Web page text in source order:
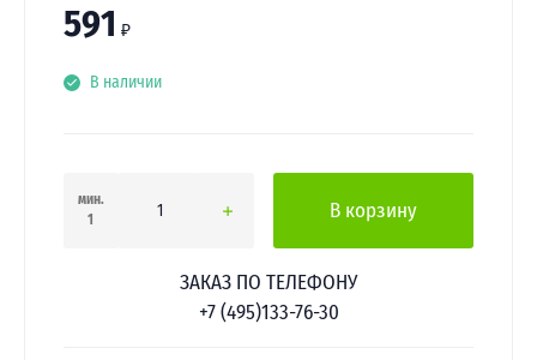
591 ₽
В наличии
мин.
1
В корзину
ЗАКАЗ ПО ТЕЛЕФОНУ
+7 (495)133-76-30